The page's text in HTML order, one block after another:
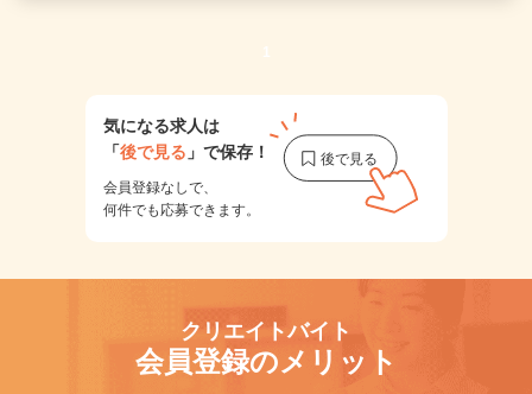
1
気になる求人は
「後で見る 」で保存！
会員登録なしで、
何件でも応募できます。
クリエイトバイト
会員登録のメリット